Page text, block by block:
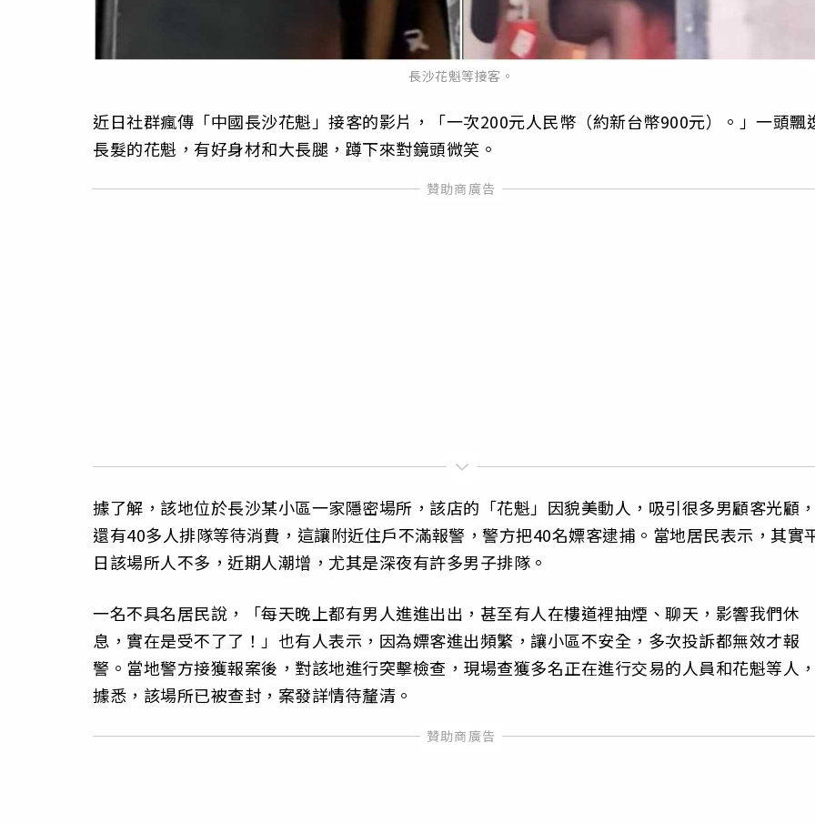
長沙花魁等接客。
近日社群瘋傳「中國長沙花魁」接客的影片，「一次200元人民幣（約新台幣900元）。」一頭飄
長髮的花魁，有好身材和大長腿，蹲下來對鏡頭微笑。
據了解，該地位於長沙某小區一家隱密場所，該店的「花魁」因貌美動人，吸引很多男顧客光顧
還有40多人排隊等待消費，這讓附近住戶不滿報警，警方把40名嫖客逮捕。當地居民表示，其實
日該場所人不多，近期人潮增，尤其是深夜有許多男子排隊。
一名不具名居民說，「每天晚上都有男人進進出出，甚至有人在樓道裡抽煙、聊天，影響我們休
息，實在是受不了了！」也有人表示，因為嫖客進出頻繁，讓小區不安全，多次投訴都無效才報
警。當地警方接獲報案後，對該地進行突擊檢查，現場查獲多名正在進行交易的人員和花魁等人
據悉，該場所已被查封，案發詳情待釐清。